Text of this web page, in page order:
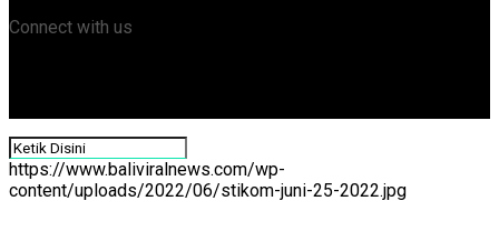
Connect with us
https://www.baliviralnews.com/wp-
content/uploads/2022/06/stikom-juni-25-2022.jpg